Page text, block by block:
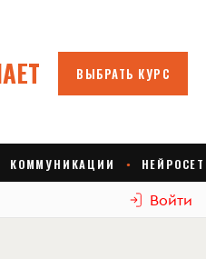
Войти